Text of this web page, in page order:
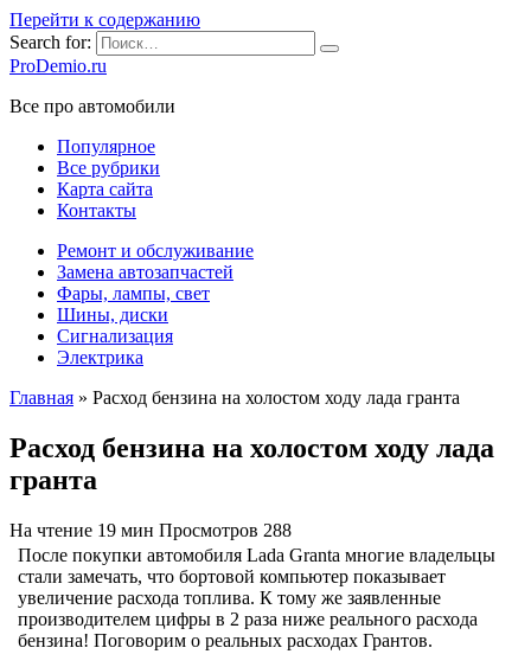
Перейти к содержанию
Search for:
ProDemio.ru
Все про автомобили
Популярное
Все рубрики
Карта сайта
Контакты
Ремонт и обслуживание
Замена автозапчастей
Фары, лампы, свет
Шины, диски
Сигнализация
Электрика
Главная » Расход бензина на холостом ходу лада гранта
Расход бензина на холостом ходу лада
гранта
На чтение 19 мин Просмотров 288
После покупки автомобиля Lada Granta многие владельцы
стали замечать, что бортовой компьютер показывает
увеличение расхода топлива. К тому же заявленные
производителем цифры в 2 раза ниже реального расхода
бензина! Поговорим о реальных расходах Грантов.